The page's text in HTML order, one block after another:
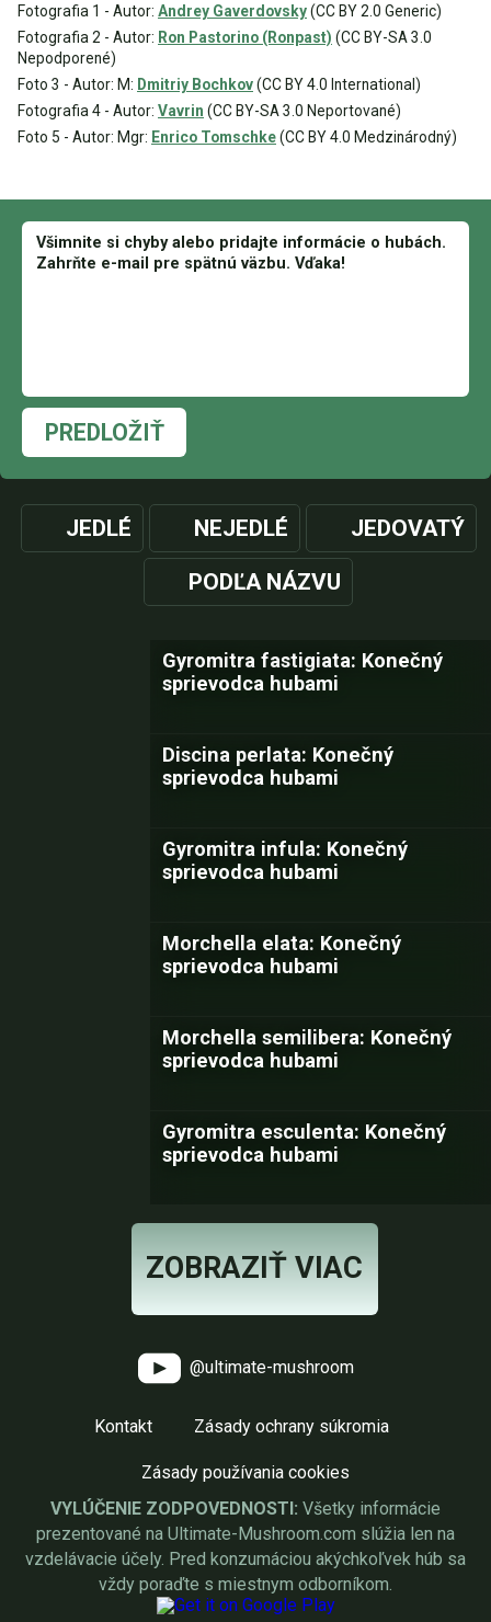
Fotografia 1 - Autor: Andrey Gaverdovsky(CC BY 2.0 Generic)
Fotografia 2 - Autor: Ron Pastorino (Ronpast) (CC BY-SA 3.0
Nepodporené)
Foto 3 - Autor: M: Dmitriy Bochkov(CC BY 4.0 International)
Fotografia 4 - Autor: Vavrin (CC BY-SA 3.0 Neportované)
Foto 5 - Autor: Mgr: Enrico Tomschke(CC BY 4.0 Medzinárodný)
PREDLOŽIŤ
JEDLÉ NEJEDLÉ JEDOVATÝ
PODĽA NÁZVU
Gyromitra fastigiata: Konečný
sprievodca hubami
Discina perlata: Konečný
sprievodca hubami
Gyromitra infula: Konečný
sprievodca hubami
Morchella elata: Konečný
sprievodca hubami
Morchella semilibera: Konečný
sprievodca hubami
Gyromitra esculenta: Konečný
sprievodca hubami
ZOBRAZIŤ VIAC
@ultimate-mushroom
Kontakt Zásady ochrany súkromia
Zásady používania cookies
VYLÚČENIE ZODPOVEDNOSTI: Všetky informácie
prezentované na Ultimate-Mushroom.com slúžia len na
vzdelávacie účely. Pred konzumáciou akýchkoľvek húb sa
vždy poraďte s miestnym odborníkom.